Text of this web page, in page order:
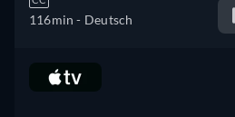
116min - Deutsch